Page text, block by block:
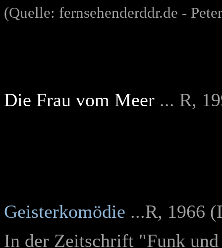
(Quelle: fernsehenderddr.de -
Die Frau vom Meer ... R,
Geisterkomödie ...R, 1966
In der Zeitschrift "Funk und